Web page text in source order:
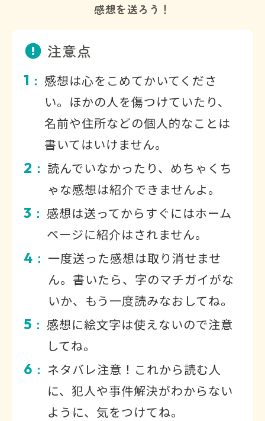
感想を送ろう！
注意点
1 ： 感想は心をこめてかいてくださ
い。ほかの人を傷つけていたり、
名前や住所などの個人的なことは
書いてはいけません。
2 ： 読んでいなかったり、めちゃくち
ゃな感想は紹介できませんよ。
3 ： 感想は送ってからすぐにはホーム
ページに紹介はされません。
4 ： 一度送った感想は取り消せませ
ん。書いたら、字のマチガイがな
いか、もう一度読みなおしてね。
5 ： 感想に絵文字は使えないので注意
してね。
6 ： ネタバレ注意！これから読む人
に、犯人や事件解決がわからない
ように、気をつけてね。